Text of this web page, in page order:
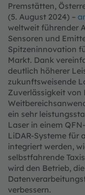
Premstätten,
(5. August 2024) –
weltweit führender
Sensoren und
Spitzeninnovation
Markt. Dank
deutlich höherer
zukunftsweisende
Zuverlässigkeit von
ein sehr
Laser in einem
LiDAR-Systeme für
integriert werden,
selbstfahrende
wird den Betrieb,
verbessern.